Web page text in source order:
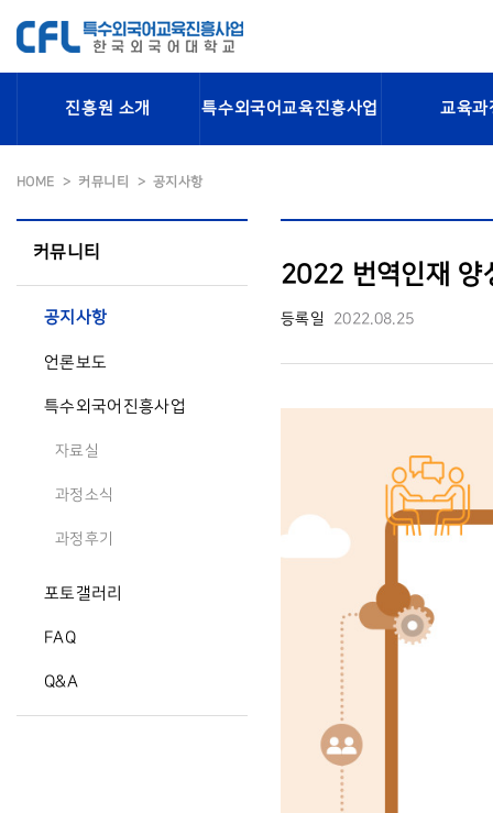
진흥원 소개 특수외국어교육진흥사업 교육과
HOME 커뮤니티 공지사항
커뮤니티
공지사항
언론보도
특수외국어진흥사업
자료실
과정소식
과정후기
포토갤러리
FAQ
Q&A
2022 번역인재 양
등록일 2022.08.25